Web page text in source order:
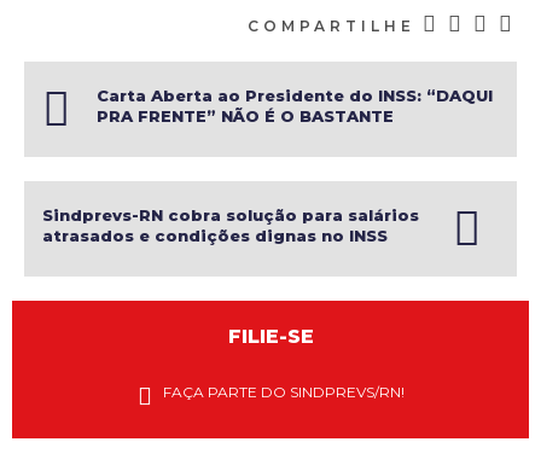
COMPARTILHE
Carta Aberta ao Presidente do INSS: “DAQUI
PRA FRENTE” NÃO É O BASTANTE
Sindprevs-RN cobra solução para salários
atrasados e condições dignas no INSS
FILIE-SE
FAÇA PARTE DO SINDPREVS/RN!
explanam